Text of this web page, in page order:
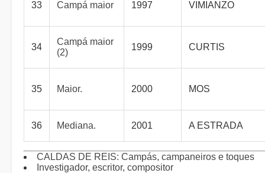
33 Campá maior 1997 VIMIANZO
34
Campá maior
(2)
1999 CURTIS
35 Maior. 2000 MOS
36 Mediana. 2001 A ESTRADA
CALDAS DE REIS: Campás, campaneiros e toques
Investigador, escritor, compositor